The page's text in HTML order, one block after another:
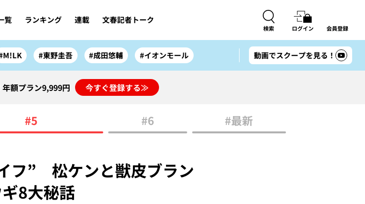
覧 ランキング 連載 文春記者トーク
検索 ログイン 会員登録
#東野圭吾 #成田悠輔 #イオンモール 動画でスクープを見る！
額プラン9,999円 今すぐ登録する≫
#5 #6 #最新
フ” 松ケンと獣皮ブラン
8大秘話